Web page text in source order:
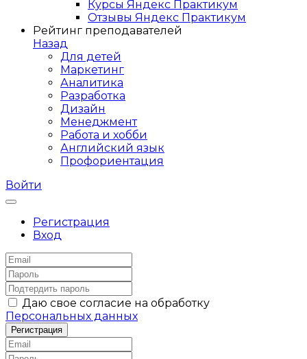
Курсы Яндекс Практикум
Отзывы Яндекс Практикум
Рейтинг преподавателей
Назад
Для детей
Маркетинг
Аналитика
Разработка
Дизайн
Менеджмент
Работа и хобби
Английский язык
Профориентация
Войти
Регистрация
Вход
Даю свое согласие на обработку
Персональных данных